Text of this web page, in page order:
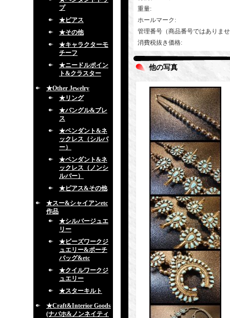
プ
★ピアス
★その他
★キャラクターモ
チーフ
★ニードルポイン
ト&クラスター
★Other Jewelry
★リング
★バングル&ブレ
ス
★ペンダント&ネ
ックレス（シルバ
ー）
★ペンダント&ネ
ックレス（ノンシ
ルバー）
★ピアス&その他
★スー&シャイアンetc
作品
★シルバージュエ
リー
★ビーズワークジ
ュエリー&ポーチ
バッグ&etc
★クイルワークジ
ュエリー
★スターキルト
★Craft&Interior Goods
(ナバホ&ノンネイティ
重量:
ホールマーク :
管理番号（商品番号ではありま
消費税抜き価格:
他の写真